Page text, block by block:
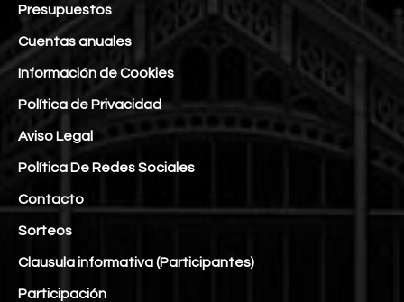
Presupuestos
Cuentas anuales
Información de Cookies
Política de Privacidad
Aviso Legal
Política De Redes Sociales
Contacto
Sorteos
Clausula informativa (Participantes)
Participación